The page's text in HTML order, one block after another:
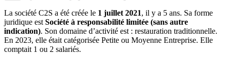
La société C2S a été créée le 1 juillet 2021, il y a 5 ans. Sa forme
juridique est Société à responsabilité limitée (sans autre
indication). Son domaine d’activité est : restauration traditionnelle.
En 2023, elle était catégorisée Petite ou Moyenne Entreprise. Elle
comptait 1 ou 2 salariés.